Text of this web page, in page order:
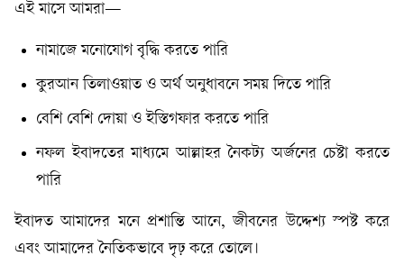
এই মাসে আমরা—
নামাজে মনোযোগ বৃদ্ধি করতে পারি
কুরআন তিলাওয়াত ও অর্থ অনুধাবনে সময় দিতে পারি
বেশি বেশি দোয়া ও ইস্তিগফার করতে পারি
নফল ইবাদতের মাধ্যমে আল্লাহর নৈকট্য অর্জনের চেষ্টা করতে
পারি
ইবাদত আমাদের মনে প্রশান্তি আনে, জীবনের উদ্দেশ্য স্পষ্ট করে
এবং আমাদের নৈতিকভাবে দৃঢ় করে তোলে।